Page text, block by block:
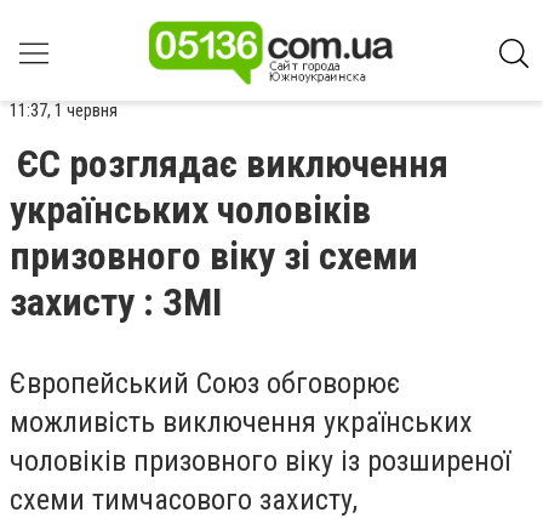
11:37, 1 червня
ЄС розглядає виключення
українських чоловіків
призовного віку зі схеми
захисту : ЗМІ
Європейський Союз обговорює
можливість виключення українських
чоловіків призовного віку із розширеної
схеми тимчасового захисту,